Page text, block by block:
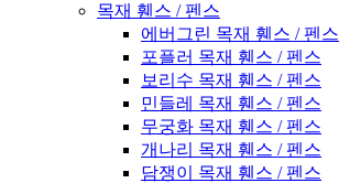
목재 휀스 / 펜스
에버그린 목재 휀스 / 펜스
포플러 목재 휀스 / 펜스
보리수 목재 휀스 / 펜스
민들레 목재 휀스 / 펜스
무궁화 목재 휀스 / 펜스
개나리 목재 휀스 / 펜스
담쟁이 목재 휀스 / 펜스